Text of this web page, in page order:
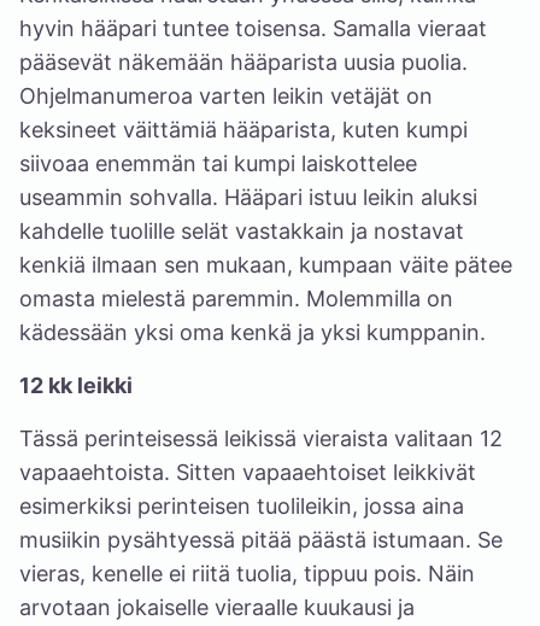
hyvin hääpari tuntee toisensa. Samalla vieraat
pääsevät näkemään hääparista uusia puolia.
Ohjelmanumeroa varten leikin vetäjät on
keksineet väittämiä hääparista, kuten kumpi
siivoaa enemmän tai kumpi laiskottelee
useammin sohvalla. Hääpari istuu leikin aluksi
kahdelle tuolille selät vastakkain ja nostavat
kenkiä ilmaan sen mukaan, kumpaan väite pätee
omasta mielestä paremmin. Molemmilla on
kädessään yksi oma kenkä ja yksi kumppanin.
12 kk leikki
Tässä perinteisessä leikissä vieraista valitaan 12
vapaaehtoista. Sitten vapaaehtoiset leikkivät
esimerkiksi perinteisen tuolileikin, jossa aina
musiikin pysähtyessä pitää päästä istumaan. Se
vieras, kenelle ei riitä tuolia, tippuu pois. Näin
arvotaan jokaiselle vieraalle kuukausi ja